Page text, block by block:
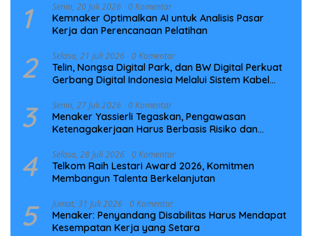
1 Senin, 20 Juli 2026 0 Komentar
Kemnaker Optimalkan AI untuk Analisis Pasar
Kerja dan Perencanaan Pelatihan
2 Selasa, 21 Juli 2026 0 Komentar
Telin, Nongsa Digital Park, dan BW Digital Perkuat
Gerbang Digital Indonesia Melalui Sistem Kabel
3 Senin, 27 Juli 2026 0 Komentar
Menaker Yassierli Tegaskan, Pengawasan
Ketenagakerjaan Harus Berbasis Risiko dan
4 Selasa, 28 Juli 2026 0 Komentar
Telkom Raih Lestari Award 2026, Komitmen
Membangun Talenta Berkelanjutan
5 Jumat, 31 Juli 2026 0 Komentar
Menaker: Penyandang Disabilitas Harus Mendapat
Kesempatan Kerja yang Setara